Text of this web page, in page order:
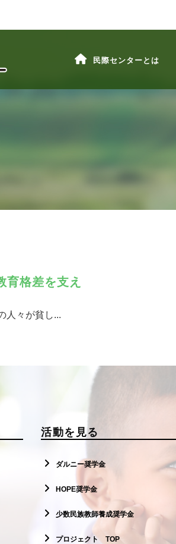
民際センターとは
育格差を支え
人々が貧し...
活動を見る
ダルニー奨学金
HOPE奨学金
少数民族教師養成奨学金
プロジェクト TOP